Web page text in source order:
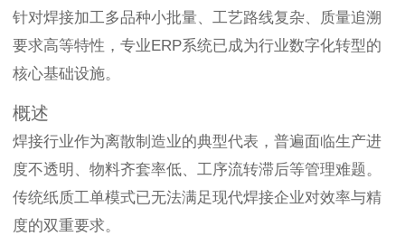
针对焊接加工多品种小批量、工艺路线复杂、质量追溯
要求高等特性，专业ERP系统已成为行业数字化转型的
核心基础设施。
概述
焊接行业作为离散制造业的典型代表，普遍面临生产进
度不透明、物料齐套率低、工序流转滞后等管理难题。
传统纸质工单模式已无法满足现代焊接企业对效率与精
度的双重要求。